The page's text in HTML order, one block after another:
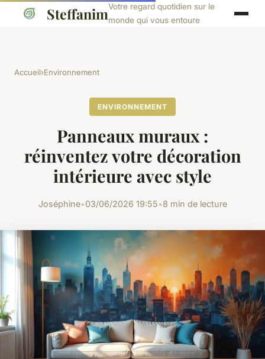
SteffanimVotre regard quotidien sur le
monde qui vous entoure
Accueil›Environnement
ENVIRONNEMENT
Panneaux muraux :
réinventez votre décoration
intérieure avec style
Joséphine•03/06/2026 19:55•8 min de lecture